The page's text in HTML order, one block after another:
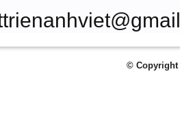
© Copyright